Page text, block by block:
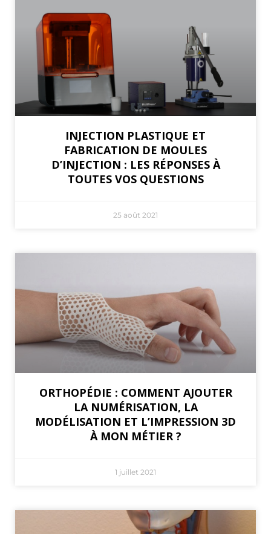
INJECTION PLASTIQUE ET
FABRICATION DE MOULES
D’INJECTION : LES RÉPONSES À
TOUTES VOS QUESTIONS
25 août 2021
ORTHOPÉDIE : COMMENT AJOUTER
LA NUMÉRISATION, LA
MODÉLISATION ET L’IMPRESSION 3D
À MON MÉTIER ?
1 juillet 2021